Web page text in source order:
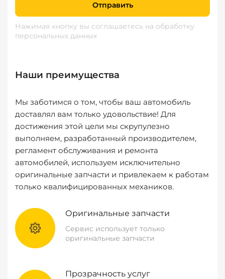
Отправить
Нажимая кнопку вы соглашаетесь на обработку
персональных данных
Наши преимущества
Мы заботимся о том, чтобы ваш автомобиль
доставлял вам только удовольствие! Для
достижения этой цели мы скрупулезно
выполняем, разработанный производителем,
регламент обслуживания и ремонта
автомобилей, используем исключительно
оригинальные запчасти и привлекаем к работам
только квалифицированных механиков.
Оригинальные запчасти
Сервис использует только
оригинальные запчасти
Прозрачность услуг